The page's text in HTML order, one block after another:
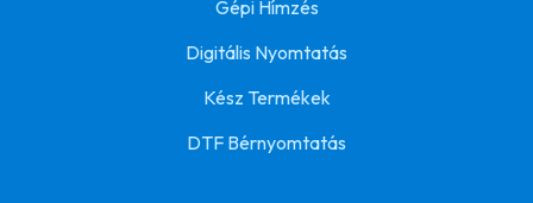
Gépi Hímzés
Digitális Nyomtatás
Kész Termékek
DTF Bérnyomtatás